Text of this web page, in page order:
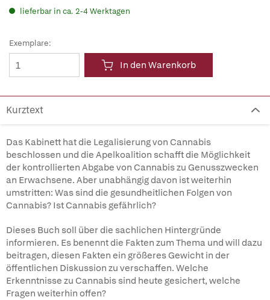
lieferbar in ca. 2-4 Werktagen
Exemplare:
In den Warenkorb
Kurztext
Das Kabinett hat die Legalisierung von Cannabis
beschlossen und die Apelkoalition schafft die Möglichkeit
der kontrollierten Abgabe von Cannabis zu Genusszwecken
an Erwachsene. Aber unabhängig davon ist weiterhin
umstritten: Was sind die gesundheitlichen Folgen von
Cannabis? Ist Cannabis gefährlich?
Dieses Buch soll über die sachlichen Hintergründe
informieren. Es benennt die Fakten zum Thema und will dazu
beitragen, diesen Fakten ein größeres Gewicht in der
öffentlichen Diskussion zu verschaffen. Welche
Erkenntnisse zu Cannabis sind heute gesichert, welche
Fragen weiterhin offen?